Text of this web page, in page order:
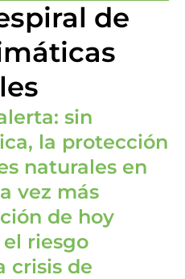
de
sin
la protección
naturales en
vez más
de hoy
riesgo
crisis de